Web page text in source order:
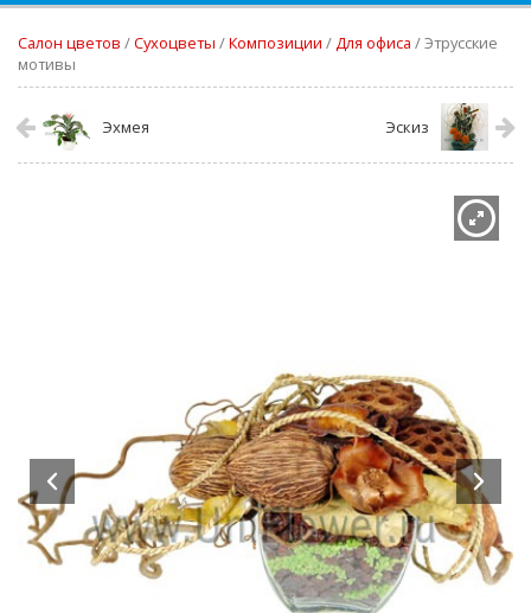
Салон цветов /Сухоцветы /Композиции /Для офиса /Этрусские
мотивы
Эхмея Эскиз